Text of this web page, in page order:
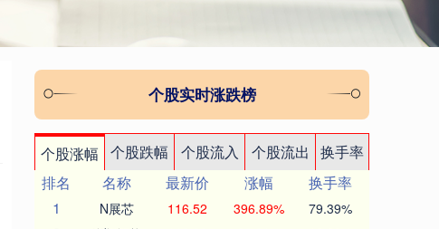
个股实时涨跌榜
个股涨幅 个股跌幅 个股流入 个股流出
换手率
排名
名称 最新价 涨幅
换手率
1
N展芯 116.52 396.89% 79.39%